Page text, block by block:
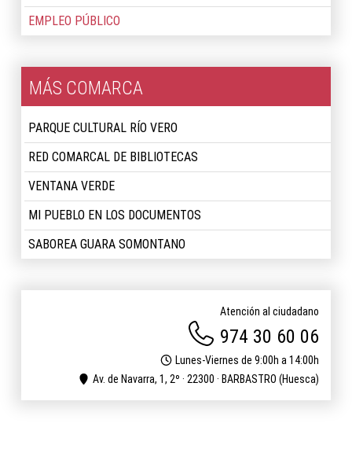
EMPLEO PÚBLICO
MÁS COMARCA
PARQUE CULTURAL RÍO VERO
RED COMARCAL DE BIBLIOTECAS
VENTANA VERDE
MI PUEBLO EN LOS DOCUMENTOS
SABOREA GUARA SOMONTANO
Atención al ciudadano
974 30 60 06
Lunes-Viernes de 9:00h a 14:00h
Av. de Navarra, 1, 2º · 22300 · BARBASTRO (Huesca)